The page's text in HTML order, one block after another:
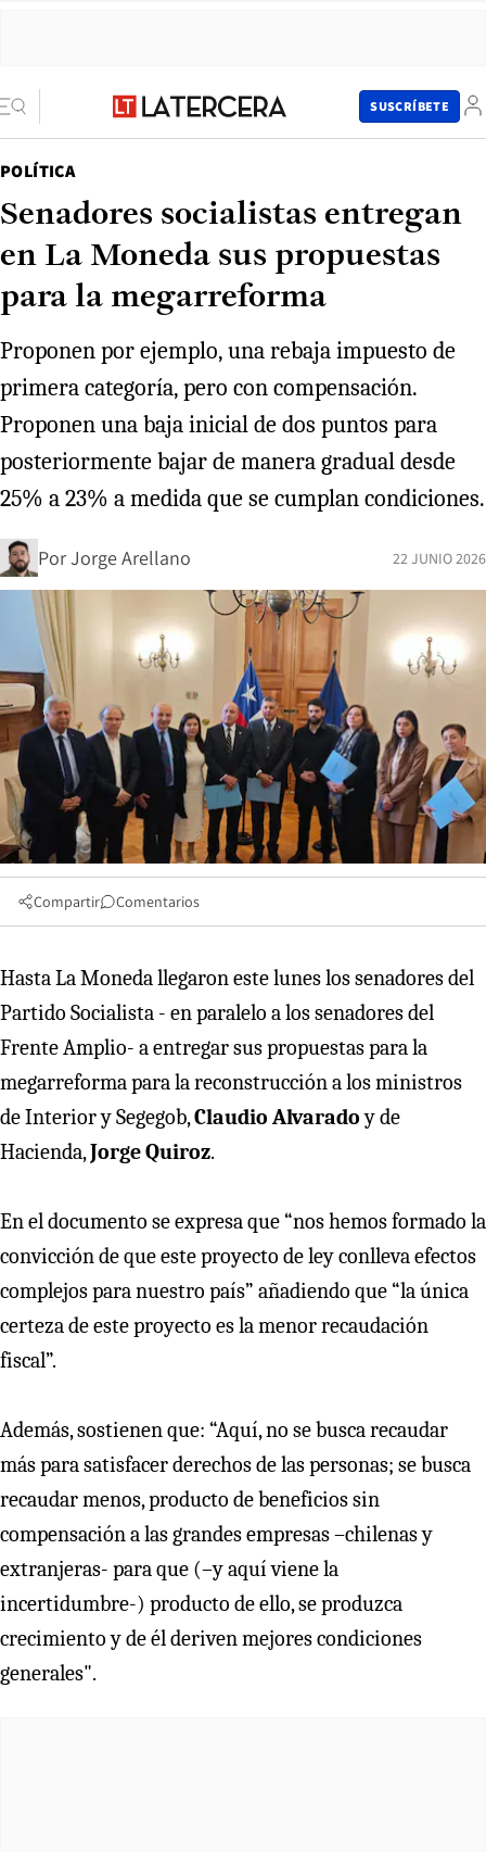
SUSCRÍBETE
POLÍTICA
Senadores socialistas entregan
en La Moneda sus propuestas
para la megarreforma
Proponen por ejemplo, una rebaja impuesto de
primera categoría, pero con compensación.
Proponen una baja inicial de dos puntos para
posteriormente bajar de manera gradual desde
25% a 23% a medida que se cumplan condiciones.
PorJorge Arellano 22 JUNIO 2026
Compartir Comentarios
Hasta La Moneda llegaron este lunes los senadores del
Partido Socialista - en paralelo a los senadores del
Frente Amplio- a entregar sus propuestas para la
megarreforma para la reconstrucción a los ministros
de Interior y Segegob,Claudio Alvaradoy de
Hacienda,Jorge Quiroz.
En el documento se expresa que “nos hemos formado la
convicción de que este proyecto de ley conlleva efectos
complejos para nuestro país” añadiendo que “la única
certeza de este proyecto es la menor recaudación
fiscal”.
Además, sostienen que: “Aquí, no se busca recaudar
más para satisfacer derechos de las personas; se busca
recaudar menos, producto de beneficios sin
compensación a las grandes empresas –chilenas y
extranjeras- para que (–y aquí viene la
incertidumbre-) producto de ello, se produzca
crecimiento y de él deriven mejores condiciones
generales".